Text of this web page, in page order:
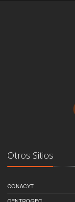
Otros Sitios
CONACYT